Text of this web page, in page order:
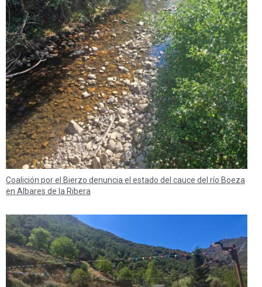
Coalición por el Bierzo denuncia el estado del cauce del río Boeza
en Albares de la Ribera